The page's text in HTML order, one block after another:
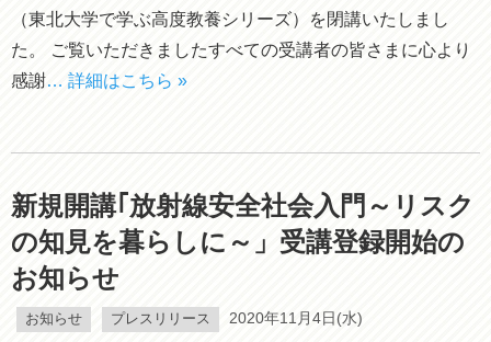
（東北大学で学ぶ高度教養シリーズ）を閉講いたしまし
た。 ご覧いただきましたすべての受講者の皆さまに心より
感謝… 詳細はこちら »
新規開講｢放射線安全社会入門～リスク
の知見を暮らしに～」受講登録開始の
お知らせ
お知らせ プレスリリース 2020年11月4日(水)